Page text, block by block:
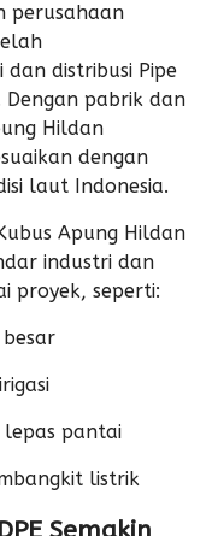
perusahaan
distribusi Pipe
Dengan pabrik dan
Hildan
dengan
laut Indonesia.
Apung Hildan
industri dan
proyek, seperti:
lepas pantai
listrik